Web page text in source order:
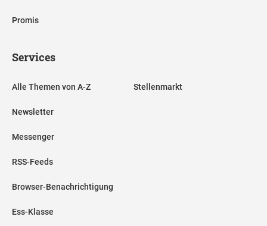
Promis
Services
Alle Themen von A-Z
Newsletter
Messenger
RSS-Feeds
Browser-Benachrichtigung
Ess-Klasse
Stellenmarkt